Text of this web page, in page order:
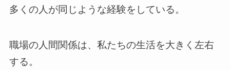
多くの人が同じような経験をしている。
職場の人間関係は、私たちの生活を大きく左右
する。